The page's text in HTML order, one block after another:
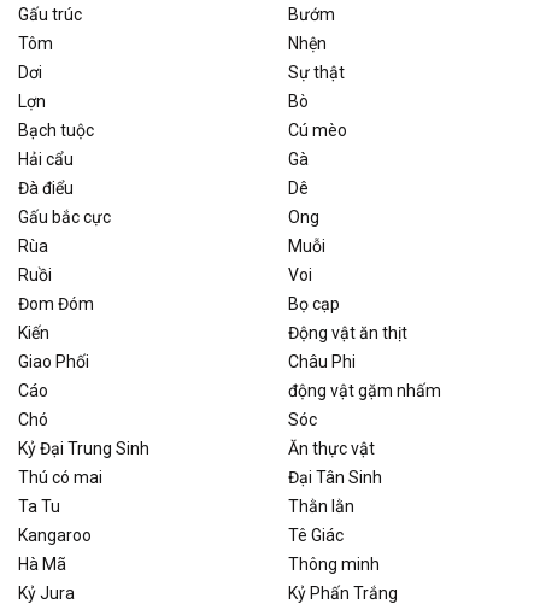
Gấu trúc
Bướm
Tôm
Nhện
Dơi
Sự thật
Lợn
Bò
Bạch tuộc
Cú mèo
Hải cẩu
Gà
Đà điểu
Dê
Gấu bắc cực
Ong
Rùa
Muỗi
Ruồi
Voi
Đom Đóm
Bọ cạp
Kiến
Động vật ăn thịt
Giao Phối
Châu Phi
Cáo
động vật gặm nhấm
Chó
Sóc
Kỷ Đại Trung Sinh
Ăn thực vật
Thú có mai
Đại Tân Sinh
Ta Tu
Thằn lằn
Kangaroo
Tê Giác
Hà Mã
Thông minh
Kỷ Jura
Kỷ Phấn Trắng